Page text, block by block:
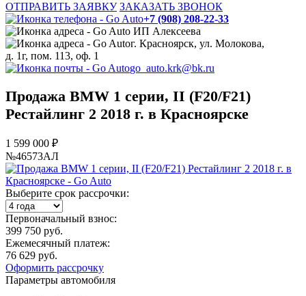
ОТПРАВИТЬ ЗАЯВКУ ЗАКАЗАТЬ ЗВОНОК
+7 (908) 208-22-33
ИП Алексеева
г. Красноярск, ул. Молокова,
д. 1г, пом. 113, оф. 1
go_auto.krk@bk.ru
Продажа BMW 1 серии, II (F20/F21)
Рестайлинг 2 2018 г. в Красноярске
1 599 000 ₽
№46573АЛ
Выберите срок рассрочки:
Первоначальный взнос:
399 750 руб.
Ежемесячный платеж:
76 629 руб.
Оформить рассрочку
Параметры автомобиля